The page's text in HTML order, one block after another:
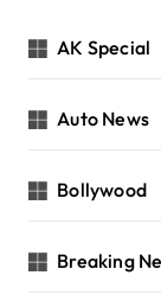
AK Special
Auto News
Bollywood
Breaking